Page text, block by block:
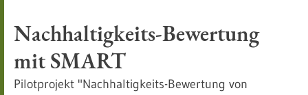
Nachhaltigkeits-Bewertung
mit SMART
Pilotprojekt "Nachhaltigkeits-Bewertung von